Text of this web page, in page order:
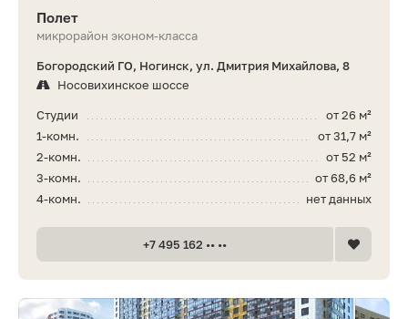
Полет
микрорайон эконом-класса
Богородский ГО, Ногинск, ул. Дмитрия Михайлова, 8
Носовихинское шоссе
от 26 м²
Студии
от 31,7 м²
1-комн.
от 52 м²
2-комн.
от 68,6 м²
3-комн.
нет данных
4-комн.
+7 495 162 •• ••